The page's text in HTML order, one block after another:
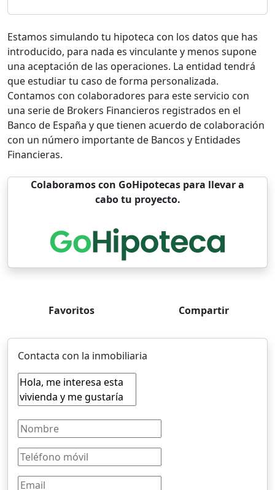
Estamos simulando tu hipoteca con los datos que has
introducido, para nada es vinculante y menos supone
una aceptación de las operaciones. La entidad tendrá
que estudiar tu caso de forma personalizada.
Contamos con colaboradores para este servicio con
una serie de Brokers Financieros registrados en el
Banco de España y que tienen acuerdo de colaboración
con un número importante de Bancos y Entidades
Financieras.
Colaboramos con GoHipotecas para llevar a
cabo tu proyecto.
Favoritos Compartir
Contacta con la inmobiliaria